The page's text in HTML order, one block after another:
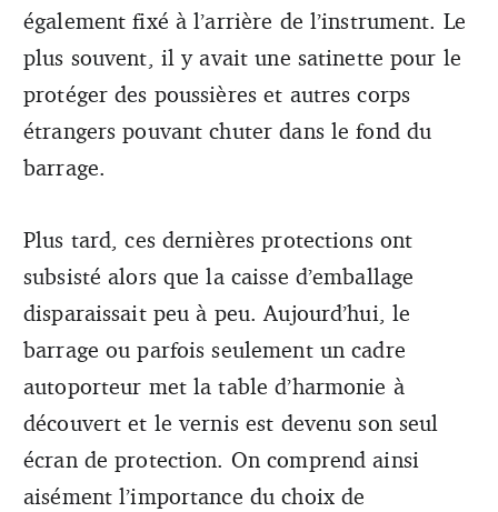
également fixé à l’arrière de l’instrument. Le
plus souvent, il y avait une satinette pour le
protéger des poussières et autres corps
étrangers pouvant chuter dans le fond du
barrage.
Plus tard, ces dernières protections ont
subsisté alors que la caisse d’emballage
disparaissait peu à peu. Aujourd’hui, le
barrage ou parfois seulement un cadre
autoporteur met la table d’harmonie à
découvert et le vernis est devenu son seul
écran de protection. On comprend ainsi
aisément l’importance du choix de